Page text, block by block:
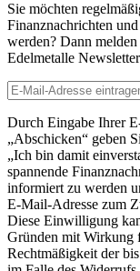
Sie möchten
Finanznachrichten
werden? Dann
Edelmetalle
Durch Eingabe Ihrer
„Abschicken“ geben
„Ich bin damit
spannende
informiert zu werden
E-Mail-Adresse zum
Diese Einwilligung
Gründen mit
Rechtmäßigkeit der